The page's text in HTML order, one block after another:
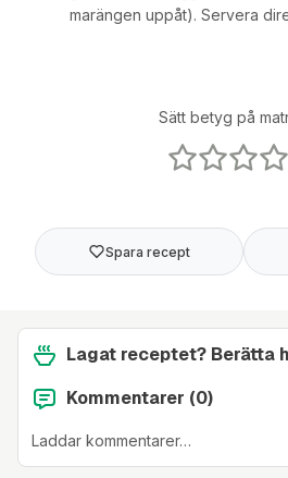
Spara recept
marängen uppåt). Servera
Sätt betyg på
Lagat receptet? Berätta
Kommentarer (0)
Laddar kommentarer…